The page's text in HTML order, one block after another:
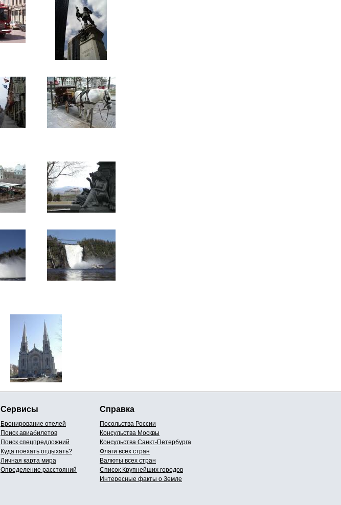
Сервисы
Бронирование отелей
Поиск авиабилетов
Поиск спецпредложний
Куда поехать отдыхать?
Личная карта мира
Определение расстояний
Справка
Посольства России
Консульства Москвы
Консульства Санкт-Петербурга
Флаги всех стран
Валюты всех стран
Список Крупнейших городов
Интересные факты о Земле